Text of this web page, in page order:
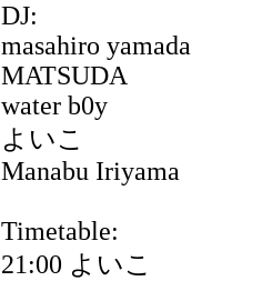
DJ:
masahiro yamada
MATSUDA
water b0y
よいこ
Manabu Iriyama
Timetable:
21:00 よいこ